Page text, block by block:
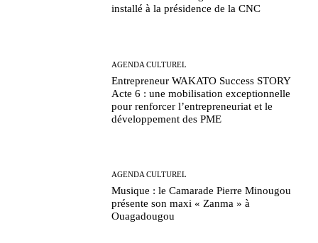
installé à la présidence de la CNC
AGENDA CULTUREL
Entrepreneur WAKATO Success STORY
Acte 6 : une mobilisation exceptionnelle
pour renforcer l’entrepreneuriat et le
développement des PME
AGENDA CULTUREL
Musique : le Camarade Pierre Minougou
présente son maxi « Zanma » à
Ouagadougou